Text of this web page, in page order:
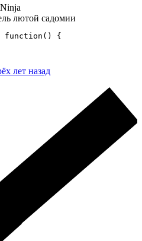
лютой садомии
{
лет назад